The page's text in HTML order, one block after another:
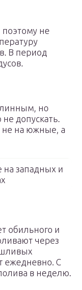
не
В период
но
допускать.
не на южные, а
на западных и
обильного и
через
ежедневно. С
в неделю.